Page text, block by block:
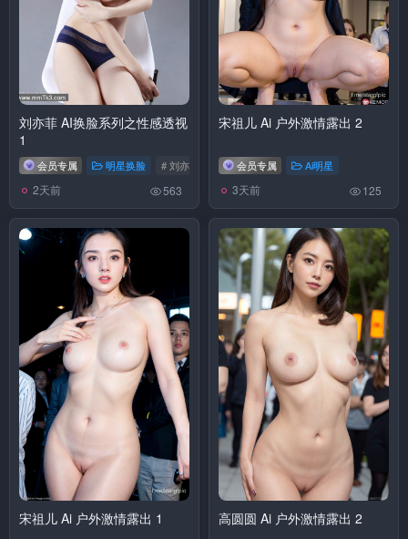
刘亦菲 AI换脸系列之性感透视
1
会员专属 明星换脸 # 刘亦菲
2天前 563
宋祖儿 Ai 户外激情露出 2
会员专属 Ai明星
3天前 125
宋祖儿 Ai 户外激情露出 1 高圆圆 Ai 户外激情露出 2